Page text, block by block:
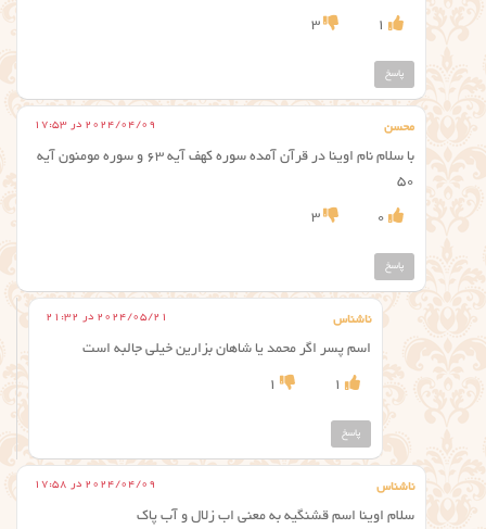
1
3
پاسخ
محسن 2024/04/09 در 17:53
با سلام نام اوینا در قرآن آمده سوره کهف آیه ۶۳ و سوره مومنون آیه
۵۰
0
3
پاسخ
ناشناس 2024/05/21 در 21:32
اسم پسر اگر محمد یا شاهان بزارین خیلی جالبه است
1
1
پاسخ
ناشناس 2024/04/09 در 17:58
سلام اوینا اسم قشنگیه به معنی اب زلال و آب پاک